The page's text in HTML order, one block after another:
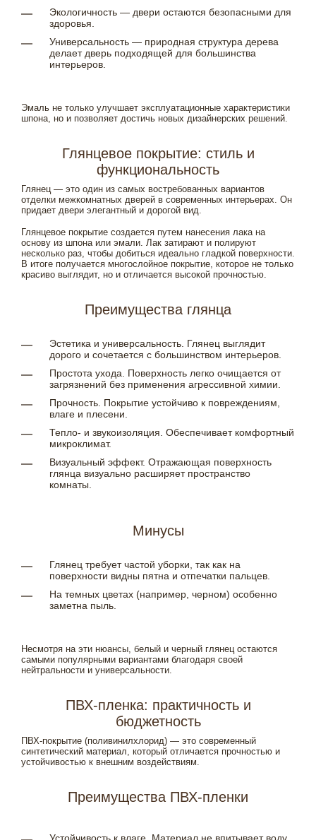
Экологичность — двери остаются безопасными для
здоровья.
Универсальность — природная структура дерева
делает дверь подходящей для большинства
интерьеров.
Эмаль не только улучшает эксплуатационные характеристики
шпона, но и позволяет достичь новых дизайнерских решений.
Глянцевое покрытие: стиль и
функциональность
Глянец — это один из самых востребованных вариантов
отделки межкомнатных дверей в современных интерьерах. Он
придает двери элегантный и дорогой вид.
Глянцевое покрытие создается путем нанесения лака на
основу из шпона или эмали. Лак затирают и полируют
несколько раз, чтобы добиться идеально гладкой поверхности.
В итоге получается многослойное покрытие, которое не только
красиво выглядит, но и отличается высокой прочностью.
Преимущества глянца
Эстетика и универсальность. Глянец выглядит
дорого и сочетается с большинством интерьеров.
Простота ухода. Поверхность легко очищается от
загрязнений без применения агрессивной химии.
Прочность. Покрытие устойчиво к повреждениям,
влаге и плесени.
Тепло- и звукоизоляция. Обеспечивает комфортный
микроклимат.
Визуальный эффект. Отражающая поверхность
глянца визуально расширяет пространство
комнаты.
Минусы
Глянец требует частой уборки, так как на
поверхности видны пятна и отпечатки пальцев.
На темных цветах (например, черном) особенно
заметна пыль.
Несмотря на эти нюансы, белый и черный глянец остаются
самыми популярными вариантами благодаря своей
нейтральности и универсальности.
ПВХ-пленка: практичность и
бюджетность
ПВХ-покрытие (поливинилхлорид) — это современный
синтетический материал, который отличается прочностью и
устойчивостью к внешним воздействиям.
Преимущества ПВХ-пленки